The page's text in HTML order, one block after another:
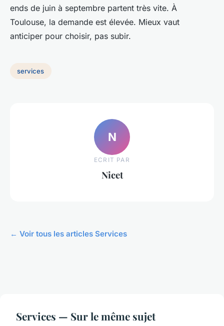
ends de juin à septembre partent très vite. À
Toulouse, la demande est élevée. Mieux vaut
anticiper pour choisir, pas subir.
services
N
ECRIT PAR
Nicet
← Voir tous les articles Services
Services — Sur le même sujet